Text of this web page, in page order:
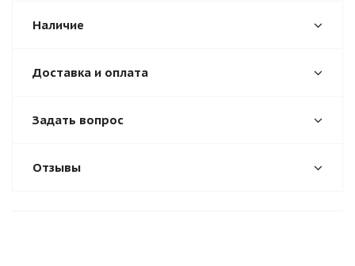
Наличие
Доставка и оплата
Задать вопрос
Отзывы